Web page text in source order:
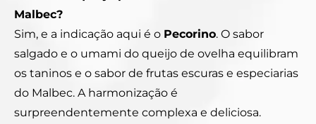
Malbec?
Sim, e a indicação aqui é o Pecorino. O sabor
salgado e o umami do queijo de ovelha equilibram
os taninos e o sabor de frutas escuras e especiarias
do Malbec. A harmonização é
surpreendentemente complexa e deliciosa.